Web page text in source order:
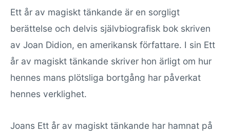
Ett år av magiskt tänkande är en sorgligt
berättelse och delvis självbiografisk bok skriven
av Joan Didion, en amerikansk författare. I sin Ett
år av magiskt tänkande skriver hon ärligt om hur
hennes mans plötsliga bortgång har påverkat
hennes verklighet.
Joans Ett år av magiskt tänkande har hamnat på